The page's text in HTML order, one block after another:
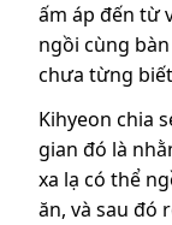
ấm áp đến từ
ngồi cùng
chưa từng
Kihyeon chia
gian đó là
xa lạ có thể
ăn, và sau đó